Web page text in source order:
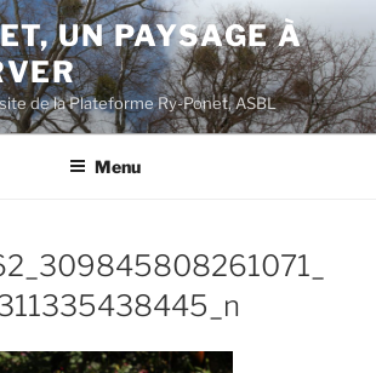
UN PAYSAGE À
de la Plateforme Ry-Ponet, ASBL
Menu